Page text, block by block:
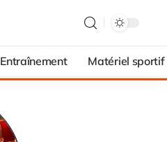
Entraînement Matériel sportif